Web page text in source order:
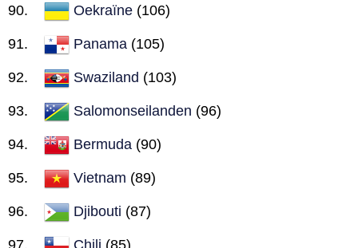
Oekraïne (106)
Panama (105)
Swaziland (103)
Salomonseilanden (96)
Bermuda (90)
Vietnam (89)
Djibouti (87)
Chili (85)